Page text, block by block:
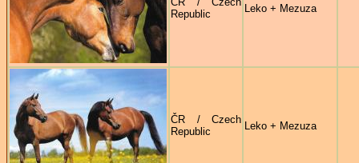
Republic
Leko + Mezuza
ČR / Czech
Republic
Leko + Mezuza